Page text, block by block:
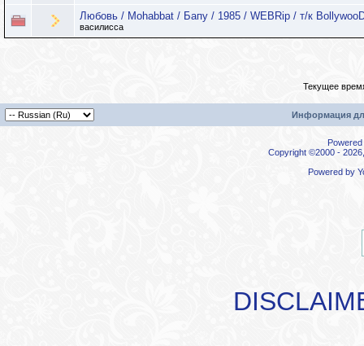
Любовь / Mohabbat / Бапу / 1985 / WEBRip / т/к
василисса
Текущее
Информация
Copyright ©2000 -
Powered by